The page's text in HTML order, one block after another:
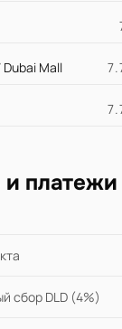
Mall
и платежи
сбор DLD (4%)